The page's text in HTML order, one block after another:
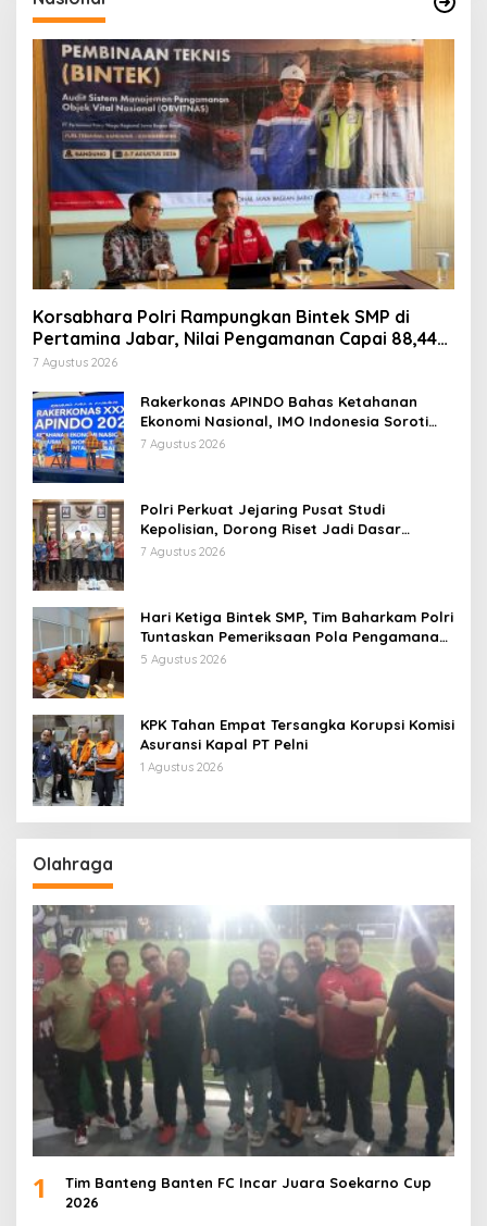
Korsabhara Polri Rampungkan Bintek SMP di
Pertamina Jabar, Nilai Pengamanan Capai 88,44
Persen
7 Agustus 2026
Rakerkonas APINDO Bahas Ketahanan
Ekonomi Nasional, IMO Indonesia Soroti
Pentingnya Kolaborasi Lintas Sektor
7 Agustus 2026
Polri Perkuat Jejaring Pusat Studi
Kepolisian, Dorong Riset Jadi Dasar
Kebijakan dan Inovasi
7 Agustus 2026
Hari Ketiga Bintek SMP, Tim Baharkam Polri
Tuntaskan Pemeriksaan Pola Pengamanan
Pertamina Patra Niaga Jabar
5 Agustus 2026
KPK Tahan Empat Tersangka Korupsi Komisi
Asuransi Kapal PT Pelni
1 Agustus 2026
Olahraga
1
Tim Banteng Banten FC Incar Juara Soekarno Cup
2026